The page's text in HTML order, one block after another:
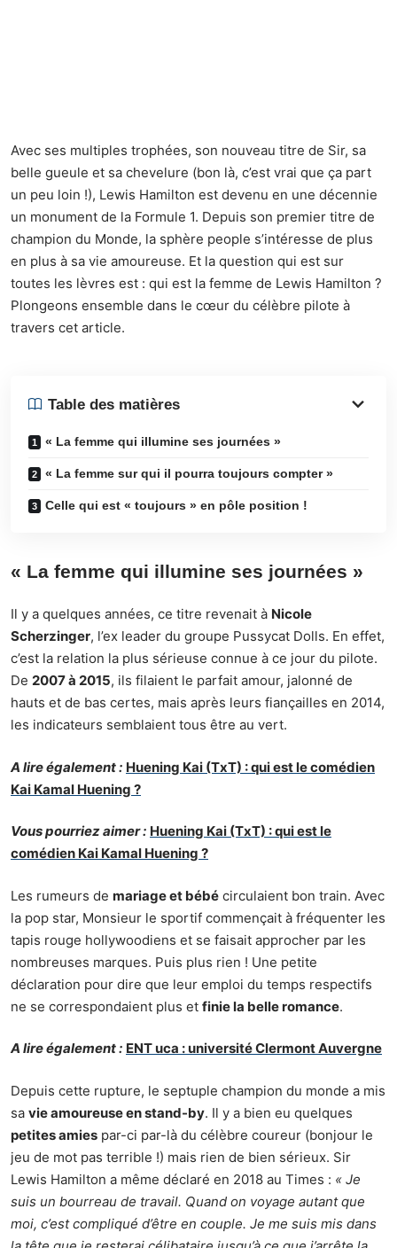
Avec ses multiples trophées, son nouveau titre de Sir, sa
belle gueule et sa chevelure (bon là, c’est vrai que ça part
un peu loin !), Lewis Hamilton est devenu en une décennie
un monument de la Formule 1. Depuis son premier titre de
champion du Monde, la sphère people s’intéresse de plus
en plus à sa vie amoureuse. Et la question qui est sur
toutes les lèvres est : qui est la femme de Lewis Hamilton ?
Plongeons ensemble dans le cœur du célèbre pilote à
travers cet article.
Table des matières
« La femme qui illumine ses journées »
« La femme sur qui il pourra toujours compter »
Celle qui est « toujours » en pôle position !
« La femme qui illumine ses journées »
Il y a quelques années, ce titre revenait à Nicole
Scherzinger, l’ex leader du groupe Pussycat Dolls. En effet,
c’est la relation la plus sérieuse connue à ce jour du pilote.
De 2007 à 2015, ils filaient le parfait amour, jalonné de
hauts et de bas certes, mais après leurs fiançailles en 2014,
les indicateurs semblaient tous être au vert.
A lire également : Huening Kai (TxT) : qui est le comédien
Kai Kamal Huening ?
Vous pourriez aimer : Huening Kai (TxT) : qui est le
comédien Kai Kamal Huening ?
Les rumeurs de mariage et bébé circulaient bon train. Avec
la pop star, Monsieur le sportif commençait à fréquenter les
tapis rouge hollywoodiens et se faisait approcher par les
nombreuses marques. Puis plus rien ! Une petite
déclaration pour dire que leur emploi du temps respectifs
ne se correspondaient plus et finie la belle romance.
A lire également : ENT uca : université Clermont Auvergne
Depuis cette rupture, le septuple champion du monde a mis
sa vie amoureuse en stand-by. Il y a bien eu quelques
petites amies par-ci par-là du célèbre coureur (bonjour le
jeu de mot pas terrible !) mais rien de bien sérieux. Sir
Lewis Hamilton a même déclaré en 2018 au Times : « Je
suis un bourreau de travail. Quand on voyage autant que
moi, c’est compliqué d’être en couple. Je me suis mis dans